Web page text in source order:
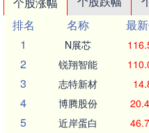
排名
名称 最
1
N展芯
2 锐翔智能
3 志特新材
4 博腾股份
5 近岸蛋白